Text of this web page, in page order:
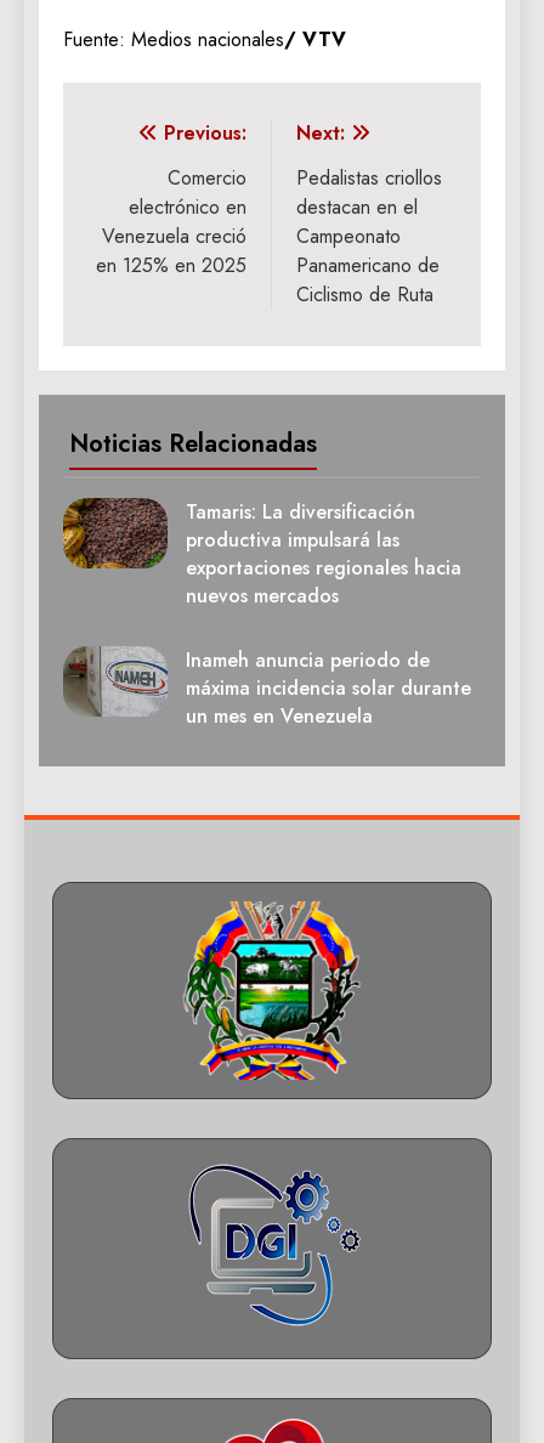
Fuente: Medios nacionales/ VTV
Navegación
entradas
Previous:
Comercio
electrónico en
Venezuela creció
en 125% en 2025
Next:
Pedalistas criollos
destacan en el
Campeonato
Panamericano de
Ciclismo de Ruta
Noticias Relacionadas
Tamaris: La diversificación
productiva impulsará las
exportaciones regionales hacia
nuevos mercados
Inameh anuncia periodo de
máxima incidencia solar durante
un mes en Venezuela